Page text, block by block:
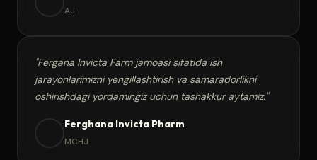
AJ
"Fergana Invicta Farm jamoasi sifatida ish
jarayonlarimizni yengillashtirish va samaradorlikni
oshirishdagi yordamingiz uchun tashakkur aytamiz."
Ferghana Invicta Pharm
MCHJ